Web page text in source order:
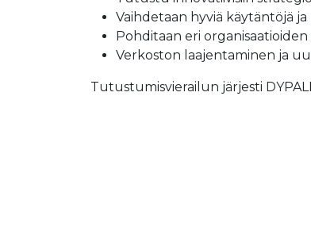
Vaihdetaan hyviä käytäntöjä
Pohditaan eri
Verkoston laajentaminen ja
Tutustumisvierailun järjesti